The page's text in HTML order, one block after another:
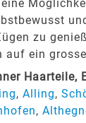
zu
ein
, Alling,
,